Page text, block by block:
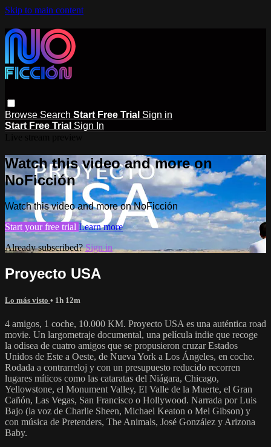
Skip to main content
Browse Search Start Free Trial Sign in
Start Free Trial Sign In
Watch this video and more on
NoFicción
Watch this video and more on NoFicción
Start your free trial Learn more
Already subscribed?Sign in
Proyecto USA
Lo más visto • 1h 12m
4 amigos, 1 coche, 10.000 KM. Proyecto USA es una auténtica road
movie. Un largometraje documental, una película indie que recoge
la odisea de cuatro amigos que se propusieron cruzar Estados
Unidos de Este a Oeste, de Nueva York a Los Ángeles, en coche.
Rodada a contrarreloj y con un presupuesto reducido recorren
lugares míticos como las cataratas del Niágara, Chicago,
Yellowstone, el Monument Valley, El Valle de la Muerte, el Gran
Cañón, Las Vegas, San Francisco o Hollywood. Narrada por Luis
Bajo (la voz de Charlie Sheen, Michael Keaton o Mel Gibson) y
con música de Pretenders, The Animals, José González y Arizona
Baby.